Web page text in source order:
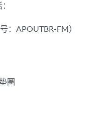
：APOUTBR-FM）
圈